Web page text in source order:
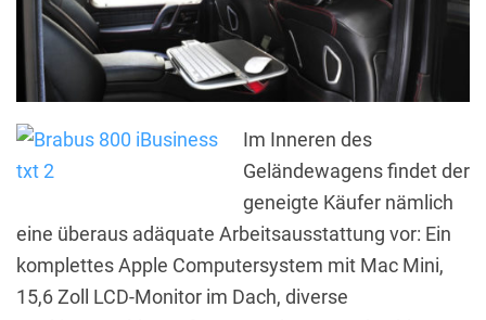
Im Inneren des
Geländewagens findet der
geneigte Käufer nämlich
eine überaus adäquate Arbeitsausstattung vor: Ein
komplettes Apple Computersystem mit Mac Mini,
15,6 Zoll LCD-Monitor im Dach, diverse